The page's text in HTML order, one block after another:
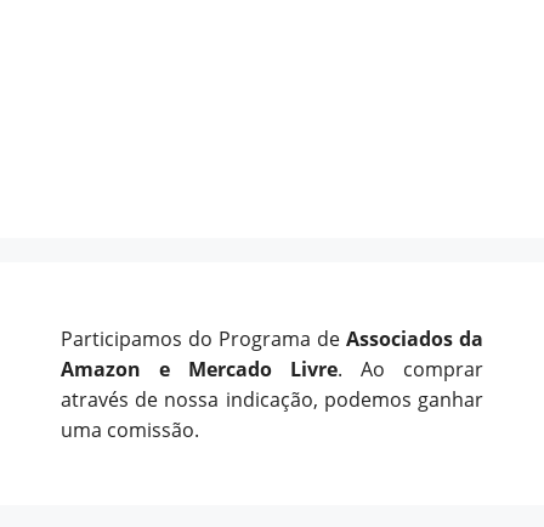
Participamos do Programa de Associados da
Amazon e Mercado Livre. Ao comprar
através de nossa indicação, podemos ganhar
uma comissão.